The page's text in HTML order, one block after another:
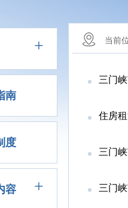
+
南
度
容 +
当前
三门
住房
三门
三门